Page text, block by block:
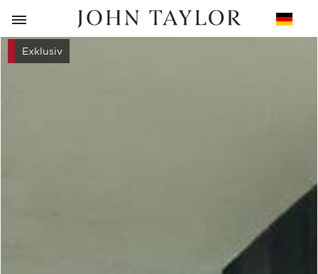
ZURÜCK
Exklusiv